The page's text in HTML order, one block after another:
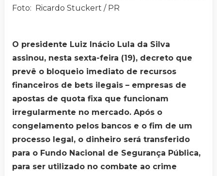
Foto: Ricardo Stuckert / PR
O presidente Luiz Inácio Lula da Silva
assinou, nesta sexta-feira (19), decreto que
prevê o bloqueio imediato de recursos
financeiros de bets ilegais – empresas de
apostas de quota fixa que funcionam
irregularmente no mercado. Após o
congelamento pelos bancos e o fim de um
processo legal, o dinheiro será transferido
para o Fundo Nacional de Segurança Pública,
para ser utilizado no combate ao crime